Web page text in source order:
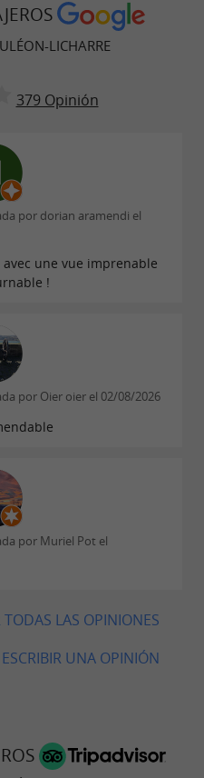
LICHARRE
379 Opinión
por dorian aramendi el
une vue imprenable
!
por Oier oier el 02/08/2026
por Muriel Pot el
TODAS LAS OPINIONES
ESCRIBIR UNA OPINIÓN